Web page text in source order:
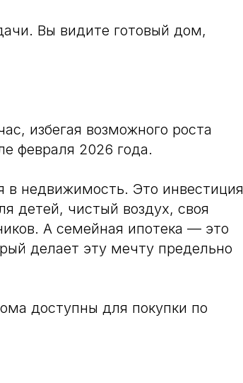
Вы видите готовый дом,
избегая возможного роста
февраля 2026 года.
недвижимость. Это инвестиция
детей, чистый воздух, своя
А семейная ипотека — это
делает эту мечту предельно
доступны для покупки по